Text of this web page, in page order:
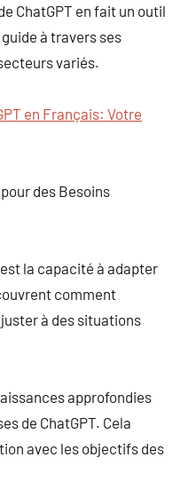
ChatGPT en fait un outil
à travers ses
variés.
en Français: Votre
des Besoins
la capacité à adapter
comment
à des situations
approfondies
de ChatGPT. Cela
avec les objectifs des